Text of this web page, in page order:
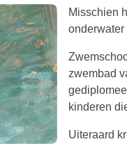
Misschien
onderwater
zwembad
kinderen
Uiteraard